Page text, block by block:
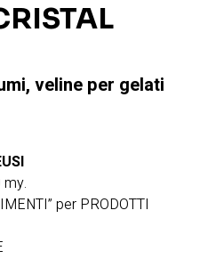
veline per gelati
per PRODOTTI